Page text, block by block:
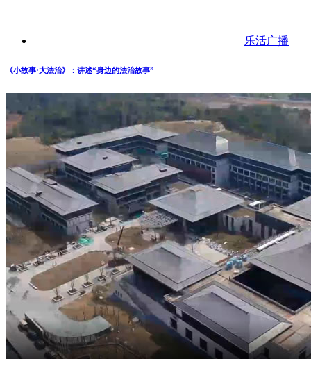
乐活广播
《小故事·大法治》：讲述“身边的法治故事”